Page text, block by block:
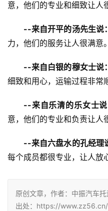
意，他们的专业和细致让人
--来自开平的汤先生说：
力，他们的服务让人很满意。
--来自白银的穆女士说：
细致和用心，运输过程非常
--来自乐清的乐女士说
意，他们的专业和负责让人
--来自六盘水的孔经理
每个成员都很专业，让人放
原创文章，作者：中振汽车
出处：https://